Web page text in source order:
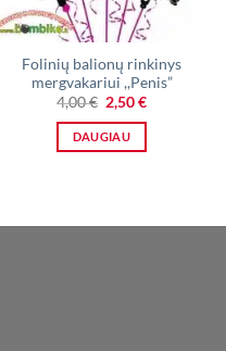
Folinių balionų rinkinys
mergvakariui ,,Penis”
4,00€ Original
price
was:
4,00 €.
2,50€Current
DAUGIAU